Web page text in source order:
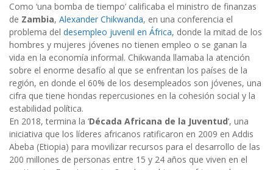
Como ‘una bomba de tiempo’ calificaba el ministro de finanzas
de Zambia, Alexander Chikwanda, en una conferencia el
problema del desempleo juvenil en África, donde la mitad de los
hombres y mujeres jóvenes no tienen empleo o se ganan la
vida en la economía informal. Chikwanda llamaba la atención
sobre el enorme desafío al que se enfrentan los países de la
región, en donde el 60% de los desempleados son jóvenes, una
cifra que tiene hondas repercusiones en la cohesión social y la
estabilidad política.
En 2018, termina la ‘Década Africana de la Juventud‘, una
iniciativa que los líderes africanos ratificaron en 2009 en Addis
Abeba (Etiopia) para movilizar recursos para el desarrollo de las
200 millones de personas entre 15 y 24 años que viven en el